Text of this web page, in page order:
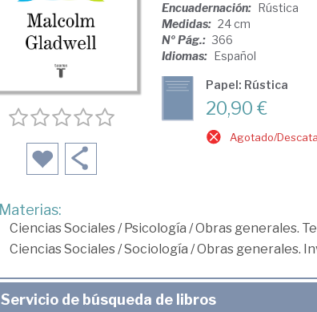
Encuadernación: Rústica
Medidas: 24 cm
Nº Pág.: 366
Idiomas: Español
Papel: Rústica
20,90 €
Agotado/
Materias:
Ciencias Sociales/ Psicología /Obras generales.
Ciencias Sociales/Sociología /Obras generales.
Servicio de búsqueda de libros